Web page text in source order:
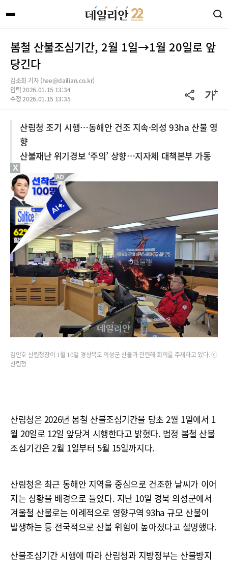
봄철 산불조심기간, 2월 1일→1월 20일로 앞
당긴다
김소희 기자 (hee@dailian.co.kr)
입력 2026.01.15 13:34
수정 2026.01.15 13:35
산림청 조기 시행…동해안 건조 지속·의성 93ha 산불 영
향
산불재난 위기경보 ‘주의’ 상향…지자체 대책본부 가동
김인호 산림청장이 1월 10일 경상북도 의성군 산불과 관련해 회의를 주재하고 있다. ⓒ
산림청
산림청은 2026년 봄철 산불조심기간을 당초 2월 1일에서 1
월 20일로 12일 앞당겨 시행한다고 밝혔다. 법정 봄철 산불
조심기간은 2월 1일부터 5월 15일까지다.
산림청은 최근 동해안 지역을 중심으로 건조한 날씨가 이어
지는 상황을 배경으로 들었다. 지난 10일 경북 의성군에서
겨울철 산불로는 이례적으로 영향구역 93ha 규모 산불이
발생하는 등 전국적으로 산불 위험이 높아졌다고 설명했다.
산불조심기간 시행에 따라 산림청과 지방정부는 산불방지
X